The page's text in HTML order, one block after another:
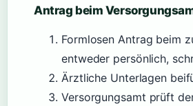
Antrag beim
Formlosen Antrag beim
entweder persönlich,
Ärztliche Unterlagen
Versorgungsamt prüft